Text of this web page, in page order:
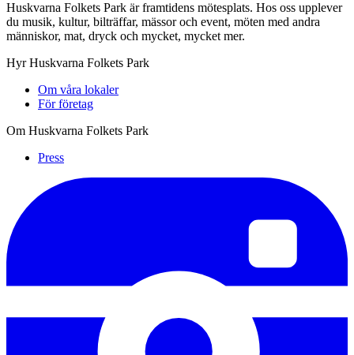
Huskvarna Folkets Park är framtidens mötesplats. Hos oss upplever
du musik, kultur, bilträffar, mässor och event, möten med andra
människor, mat, dryck och mycket, mycket mer.
Hyr Huskvarna Folkets Park
Om våra lokaler
För företag
Om Huskvarna Folkets Park
Press